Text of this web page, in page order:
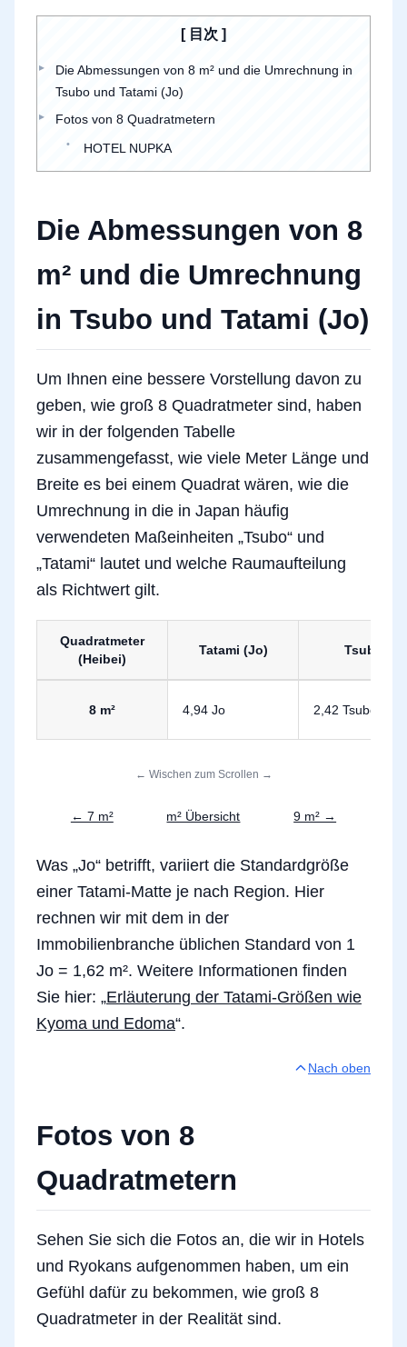
目次
Die Abmessungen von 8 m² und die Umrechnung in
Tsubo und Tatami (Jo)
Fotos von 8 Quadratmetern
HOTEL NUPKA
Die Abmessungen von 8
m² und die Umrechnung
in Tsubo und Tatami (Jo)
Um Ihnen eine bessere Vorstellung davon zu
geben, wie groß 8 Quadratmeter sind, haben
wir in der folgenden Tabelle
zusammengefasst, wie viele Meter Länge und
Breite es bei einem Quadrat wären, wie die
Umrechnung in die in Japan häufig
verwendeten Maßeinheiten „Tsubo“ und
„Tatami“ lautet und welche Raumaufteilung
als Richtwert gilt.
Quadratmeter
(Heibei)
Tatami (Jo) Tsubo
8 m² 4,94 Jo 2,42 Tsubo
← Wischen zum Scrollen →
← 7 m² m² Übersicht 9 m² →
Was „Jo“ betrifft, variiert die Standardgröße
einer Tatami-Matte je nach Region. Hier
rechnen wir mit dem in der
Immobilienbranche üblichen Standard von 1
Jo = 1,62 m². Weitere Informationen finden
Sie hier: „Erläuterung der Tatami-Größen wie
Kyoma und Edoma“.
Nach oben
Fotos von 8
Quadratmetern
Sehen Sie sich die Fotos an, die wir in Hotels
und Ryokans aufgenommen haben, um ein
Gefühl dafür zu bekommen, wie groß 8
Quadratmeter in der Realität sind.